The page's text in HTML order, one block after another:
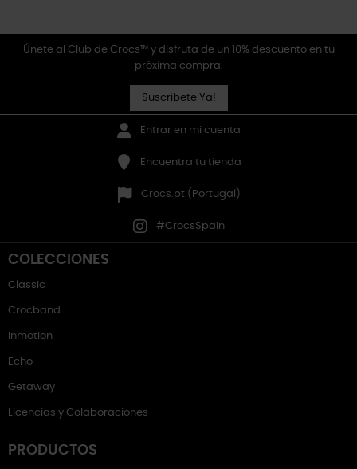
Únete al Club de Crocs™ y disfruta de un 10% descuento en tu
próxima compra.
Suscríbete Ya!
Entrar en mi cuenta
Encuentra tu tienda
Crocs.pt (Portugal)
#CrocsSpain
COLECCIONES
Classic
Crocband
Inmotion
Echo
Getaway
Licencias y Colaboraciones
PRODUCTOS